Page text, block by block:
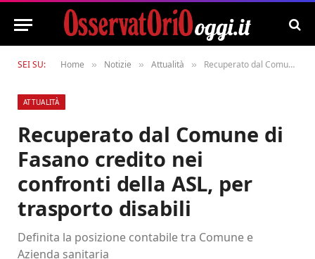
SEI SU: Home » Notizie » Attualità » Recuperato dal Comune di Fasano credito nei confronti della ASL, per trasporto disabili
ATTUALITÀ
Recuperato dal Comune di
Fasano credito nei
confronti della ASL, per
trasporto disabili
Definita la posizione contabile tra Comune e
Azienda sanitaria